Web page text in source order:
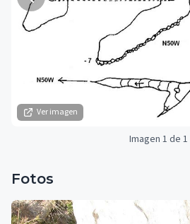
Ver imagen
Imagen 1 de 1
Fotos